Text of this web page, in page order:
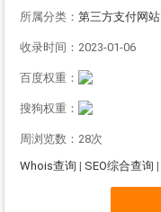
所属分类： 第三方支付网站
收录时间：2023-01-06
百度权重：
搜狗权重：
周浏览数：28次
Whois查询 | SEO综合查询 |